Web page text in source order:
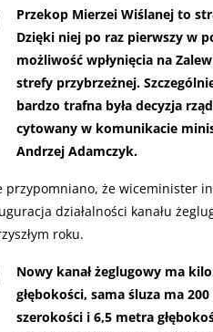
Przekop Mierzei Wiślanej to
Dzięki niej po raz pierwszy w
możliwość wpłynięcia na
strefy przybrzeżnej.
bardzo trafna była decyzja
cytowany w komunikacie
Andrzej Adamczyk.
przypomniano, że wiceminister
działalności kanału
roku.
Nowy kanał żeglugowy ma
głębokości, sama śluza ma
szerokości i 6,5 metra